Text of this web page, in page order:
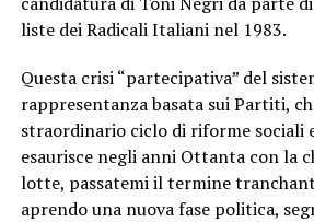
liste dei Radicali Italiani nel 1983.
Questa crisi “partecipativa” del
rappresentanza basata sui Partiti,
straordinario ciclo di riforme sociali
esaurisce negli anni Ottanta con la
lotte, passatemi il termine
aprendo una nuova fase politica,